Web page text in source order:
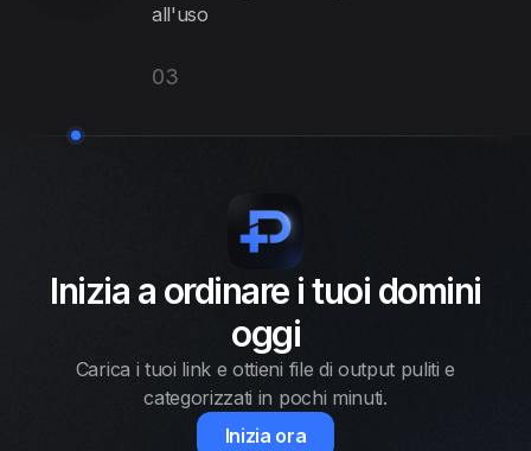
all'uso
03
Inizia a ordinare i tuoi domini
oggi
Carica i tuoi link e ottieni file di output puliti e
categorizzati in pochi minuti.
Inizia ora